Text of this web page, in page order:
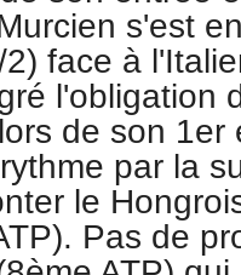
s'est
face à
l'obligation
de son 1er
par la
le
Pas de